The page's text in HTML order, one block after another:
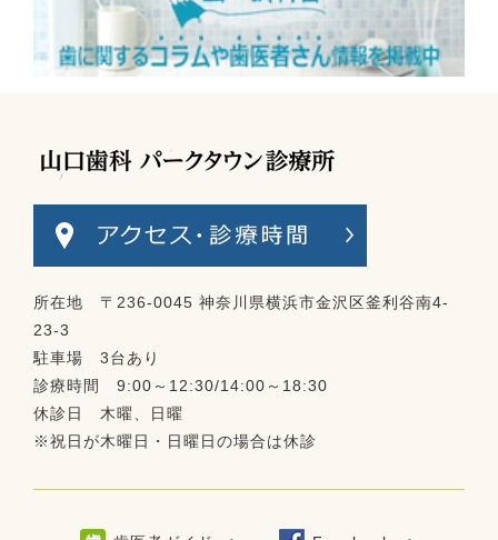
所在地 〒236-0045 神奈川県横浜市金沢区釜利谷南4-
23-3
駐車場 3台あり
診療時間 9:00～12:30/14:00～18:30
休診日 木曜、日曜
※祝日が木曜日・日曜日の場合は休診